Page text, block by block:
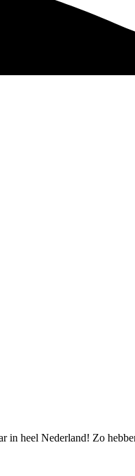
heel Nederland! Zo